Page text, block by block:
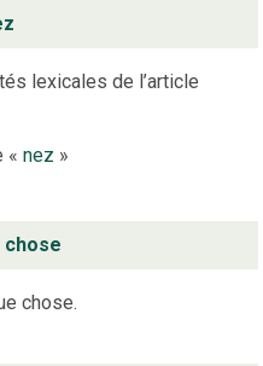
lexicales de l’article
« nez »
chose
chose.